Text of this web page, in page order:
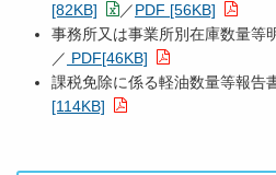
[82KB]
／PDF [56KB]
事務所又は事業所別在庫数量等
／ PDF[46KB]
課税免除に係る軽油数量等報告
[114KB]